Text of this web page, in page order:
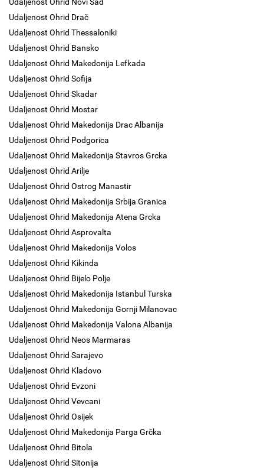
Udaljenost Ohrid Drač
Udaljenost Ohrid Thessaloniki
Udaljenost Ohrid Bansko
Udaljenost Ohrid Makedonija Lefkada
Udaljenost Ohrid Sofija
Udaljenost Ohrid Skadar
Udaljenost Ohrid Mostar
Udaljenost Ohrid Makedonija Drac Albanija
Udaljenost Ohrid Podgorica
Udaljenost Ohrid Makedonija Stavros Grcka
Udaljenost Ohrid Arilje
Udaljenost Ohrid Ostrog Manastir
Udaljenost Ohrid Makedonija Srbija Granica
Udaljenost Ohrid Makedonija Atena Grcka
Udaljenost Ohrid Asprovalta
Udaljenost Ohrid Makedonija Volos
Udaljenost Ohrid Kikinda
Udaljenost Ohrid Bijelo Polje
Udaljenost Ohrid Makedonija Istanbul Turska
Udaljenost Ohrid Makedonija Gornji Milanovac
Udaljenost Ohrid Makedonija Valona Albanija
Udaljenost Ohrid Neos Marmaras
Udaljenost Ohrid Sarajevo
Udaljenost Ohrid Kladovo
Udaljenost Ohrid Evzoni
Udaljenost Ohrid Vevcani
Udaljenost Ohrid Osijek
Udaljenost Ohrid Makedonija Parga Grčka
Udaljenost Ohrid Bitola
Udaljenost Ohrid Sitonija